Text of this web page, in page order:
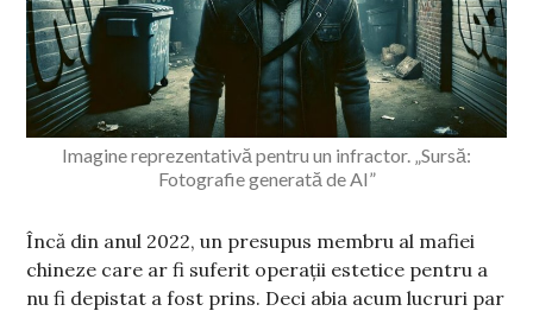
Imagine reprezentativă pentru un infractor. „Sursă:
Fotografie generată de AI”
Încă din anul 2022, un presupus membru al mafiei
chineze care ar fi suferit operații estetice pentru a
nu fi depistat a fost prins. Deci abia acum lucruri par